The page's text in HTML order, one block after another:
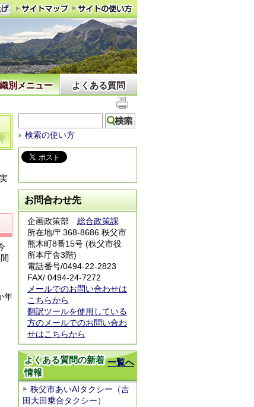
別メニュー よくある質問
年
検索の使い方
お問合わせ先
企画政策部 総合政策課
所在地/〒368-8686 秩父市
熊木町8番15号 (秩父市役
所本庁舎3階)
電話番号/0494-22-2823
FAX/ 0494-24-7272
メールでのお問い合わせは
こちらから
翻訳ツールを使用している
方のメールでのお問い合わ
せはこちらから
一覧へ
よくある質問の新着
情報
秩父市あいAIタクシー（吉
田大田乗合タクシー）